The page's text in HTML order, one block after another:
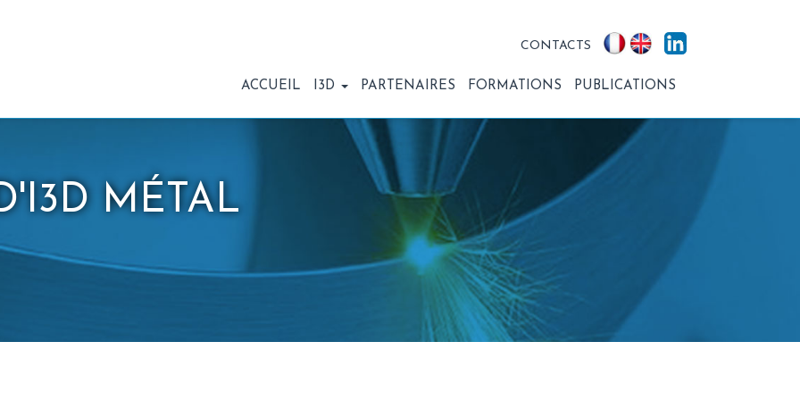
CONTACTS
ACCUEIL I3D PARTENAIRES FORMATIONS
PUBLICATIONS
MÉTAL